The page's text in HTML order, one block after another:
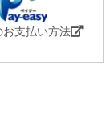
お支払い方法